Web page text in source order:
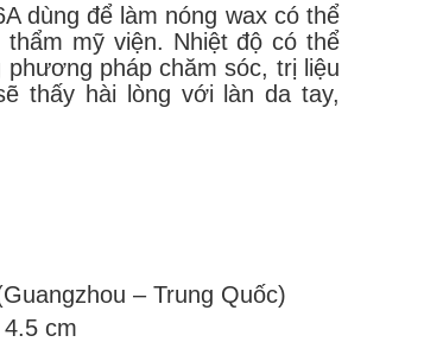
dùng để làm nóng wax có thể
mỹ viện. Nhiệt độ có thể
pháp chăm sóc, trị liệu
thấy hài lòng với làn da tay,
– Trung Quốc)
cm